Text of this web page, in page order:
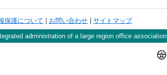
保護について お問い合わせ サイトマップ
administration of a large region office association